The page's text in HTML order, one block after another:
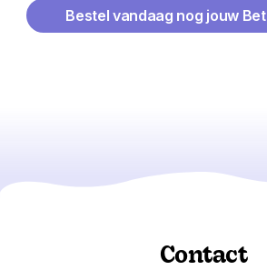
Bestel vandaag nog jouw
Contact